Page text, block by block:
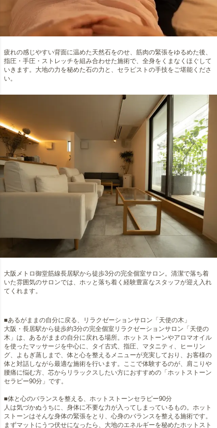
疲れの感じやすい背面に温めた天然石をのせ、筋肉の緊張をゆるめた後、
指圧・手圧・ストレッチを組み合わせた施術で、全身をくまなくほぐして
いきます。大地の力を秘めた石の力と、セラピストの手技をご堪能くださ
い。
大阪メトロ御堂筋線長居駅から徒歩3分の完全個室サロン。清潔で落ち着
いた雰囲気のサロンでは、ホッと落ち着く経験豊富なスタッフが迎え入れ
てくれます。
■あるがままの自分に戻る、リラクゼーションサロン「天使の木」
大阪・長居駅から徒歩約3分の完全個室リラクゼーションサロン「天使の
木」は、あるがままの自分に戻れる場所。ホットストーンやアロマオイル
を使ったマッサージを中心に、タイ古式、指圧、マタニティ、ヒーリン
グ、よもぎ蒸しまで、体と心を整えるメニューが充実しており、お客様の
体と対話しながら最適な施術を行います。ここで体験するのが、肩こりや
腰痛に悩む方、芯からリラックスしたい方におすすめの「ホットストーン
セラピー90分」です。
■体と心のバランスを整える、ホットストーンセラピー90分
人は気づかぬうちに、身体に不要な力が入ってしまっているもの。ホット
ストーンはそんな身体の緊張をとり、心身のバランスを整える施術です。
まずマットにうつ伏せになったら、大地のエネルギーを秘めたホットスト